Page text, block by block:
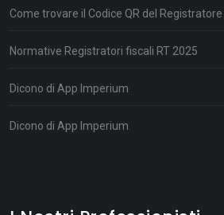
Come trovare il Codice QR del Registratore
Normative Registratori fiscali RT 2025
Dicono di App Imperium
Dicono di App Imperium